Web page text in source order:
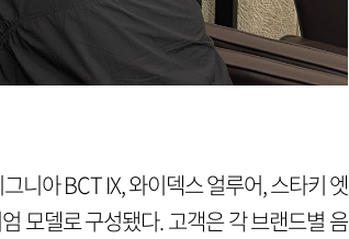
니아 BCT IX, 와이덱스 얼루어, 스타키 엣
모델로 구성됐다. 고객은 각 브랜드별 음